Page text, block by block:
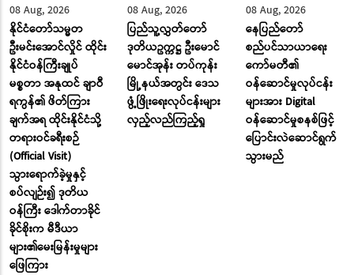
08 Aug, 2026
နိုင်ငံတော်သမ္မတ
ဦးမင်းအောင်လှိုင် ထိုင်း
နိုင်ငံဝန်ကြီးချုပ်
မစ္စတာ အနုထင် ချာဝီ
ရကွန်၏ ဖိတ်ကြား
ချက်အရ ထိုင်းနိုင်ငံသို့
တရားဝင်ခရီးစဉ်
(Official Visit)
သွားရောက်ခဲ့မှုနှင့်
စပ်လျဉ်း၍ ဒုတိယ
ဝန်ကြီး ဒေါက်တာခိုင်
ခိုင်စိုးက မီဒီယာ
များ၏မေးမြန်းမှုများ
ဖြေကြား
08 Aug, 2026
ပြည်သူ့လွှတ်တော်
ဒုတိယဥက္ကဋ္ဌ ဦးမောင်
မောင်အုန်း တပ်ကုန်း
မြို့နယ်အတွင်း ဒေသ
ဖွံ့ဖြိုးရေးလုပ်ငန်းများ
လှည့်လည်ကြည့်ရှု
08 Aug, 2026
နေပြည်တော်
စည်ပင်သာယာရေး
ကော်မတီ၏
ဝန်ဆောင်မှုလုပ်ငန်း
များအား Digital
ဝန်ဆောင်မှုစနစ်ဖြင့်
ပြောင်းလဲဆောင်ရွက်
သွားမည်